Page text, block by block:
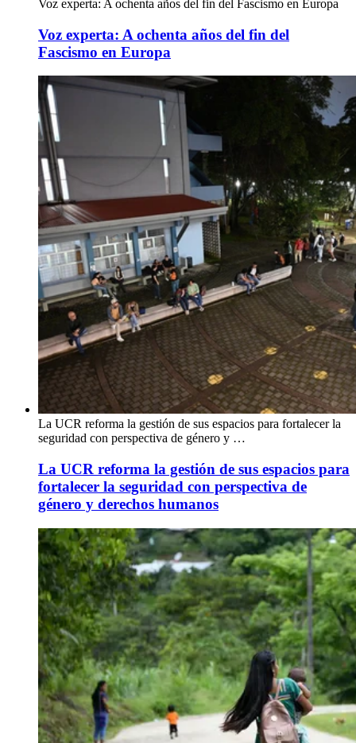
Voz experta: A ochenta años del fin del Fascismo en Europa
Voz experta: A ochenta años del fin del
Fascismo en Europa
La UCR reforma la gestión de sus espacios para fortalecer la
seguridad con perspectiva de género y …
La UCR reforma la gestión de sus espacios para
fortalecer la seguridad con perspectiva de
género y derechos humanos